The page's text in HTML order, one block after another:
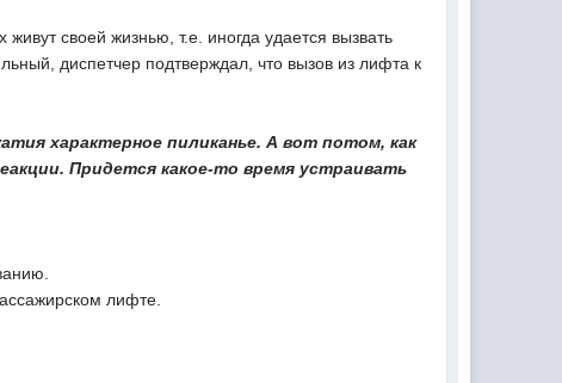
своей жизнью, т.е. иногда удается вызвать
диспетчер подтверждал, что вызов из лифта к
характерное пиликанье. А вот потом, как
Придется какое-то время устраивать
лифте.